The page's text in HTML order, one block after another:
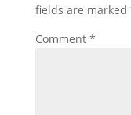
fields are marked
Comment *